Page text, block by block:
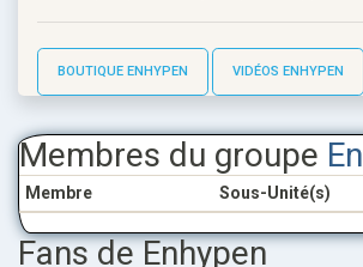
BOUTIQUE ENHYPEN VIDÉOS ENHYPEN
Membres du groupe
Membre Sous-Unité(s)
Fans de Enhypen